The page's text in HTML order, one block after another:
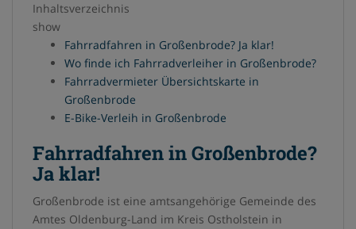
Inhaltsverzeichnis
show
Fahrradfahren in Großenbrode? Ja klar!
Wo finde ich Fahrradverleiher in Großenbrode?
Fahrradvermieter Übersichtskarte in
Großenbrode
E-Bike-Verleih in Großenbrode
Fahrradfahren in Großenbrode?
Ja klar!
Großenbrode ist eine amtsangehörige Gemeinde des
Amtes Oldenburg-Land im Kreis Ostholstein in